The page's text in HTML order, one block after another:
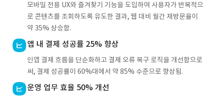
모바일 전용 UX와 즐겨찾기 기능을 도입하여 사용자가 반복적으
로 콘텐츠를 조회하도록 유도한 결과, 웹 대비 월간 재방문율이
약 35% 상승함.
앱 내 결제 성공률 25% 향상
인앱 결제 흐름을 단순화하고 결제 오류 복구 로직을 개선함으로
써, 결제 성공률이 60%대에서 약 85% 수준으로 향상됨.
운영 업무 효율 50% 개선